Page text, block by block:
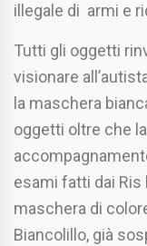
illegale di armi e
Tutti gli oggetti
visionare
la maschera
oggetti oltre che
esami fatti dai
maschera di
Biancolillo, già